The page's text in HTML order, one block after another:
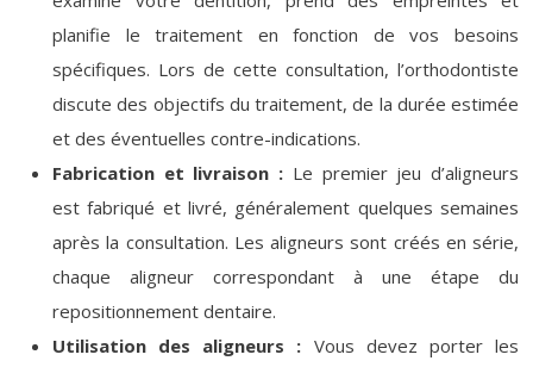
planifie le traitement en fonction de vos besoins
spécifiques. Lors de cette consultation, l’orthodontiste
discute des objectifs du traitement, de la durée estimée
et des éventuelles contre-indications.
Fabrication et livraison : Le premier jeu d’aligneurs
est fabriqué et livré, généralement quelques semaines
après la consultation. Les aligneurs sont créés en série,
chaque aligneur correspondant à une étape du
repositionnement dentaire.
Utilisation des aligneurs : Vous devez porter les